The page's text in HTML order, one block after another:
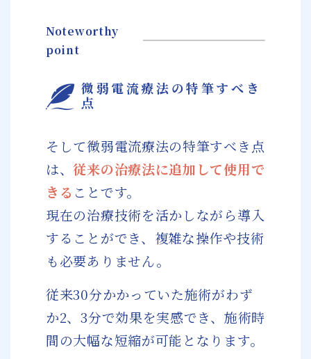
Noteworthy
point
微弱電流療法の特筆すべき
点
そして微弱電流療法の特筆すべき点
は、従来の治療法に追加して使用で
きる ことです。
現在の治療技術を活かしながら導入
することができ、複雑な操作や技術
も必要ありません。
従来30分かかっていた施術がわず
か2、3分で効果を実感でき、施術時
間の大幅な短縮が可能となります。